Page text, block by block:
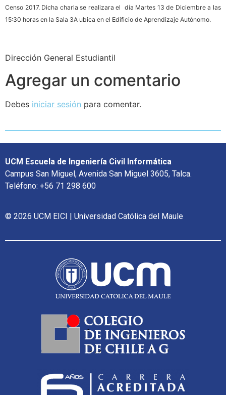
Censo 2017. Dicha charla se realizara el día Martes 13 de Diciembre a las
15:30 horas en la Sala 3A ubica en el Edificio de Aprendizaje Autónomo.
Dirección General Estudiantil
Agregar un comentario
Debes iniciar sesión para comentar.
UCM Escuela de Ingeniería Civil Informática
Campus San Miguel, Avenida San Miguel 3605, Talca.
Teléfono: +56 71 298 600
© 2026 UCM EICI | Universidad Católica del Maule